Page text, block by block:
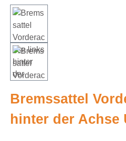
Bremssattel
hinter der Achse